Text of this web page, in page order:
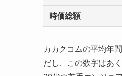
時価総額
カカクコムの平均年
だし、この数字はあ